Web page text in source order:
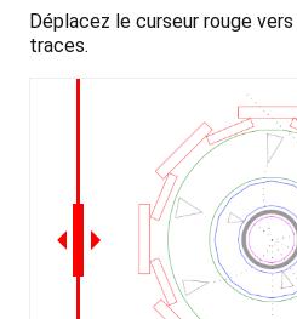
Déplacez le curseur rouge
traces.